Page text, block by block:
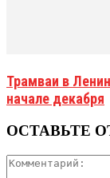
Трамваи в
начале декабря
ОСТАВЬТЕ